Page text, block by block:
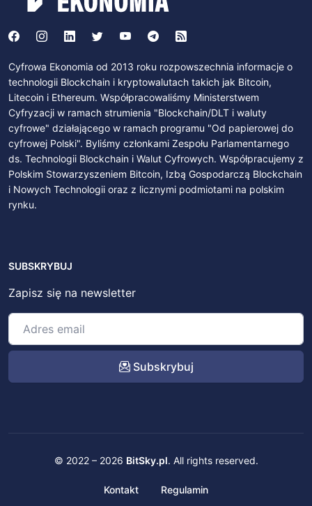
Cyfrowa Ekonomia od 2013 roku rozpowszechnia informacje o
technologii Blockchain i kryptowalutach takich jak Bitcoin,
Litecoin i Ethereum. Współpracowaliśmy Ministerstwem
Cyfryzacji w ramach strumienia "Blockchain/DLT i waluty
cyfrowe" działającego w ramach programu "Od papierowej do
cyfrowej Polski". Byliśmy członkami Zespołu Parlamentarnego
ds. Technologii Blockchain i Walut Cyfrowych. Współpracujemy z
Polskim Stowarzyszeniem Bitcoin, Izbą Gospodarczą Blockchain
i Nowych Technologii oraz z licznymi podmiotami na polskim
rynku.
SUBSKRYBUJ
Zapisz się na newsletter
Subskrybuj
© 2022 – 2026 BitSky.pl. All rights reserved.
Kontakt Regulamin